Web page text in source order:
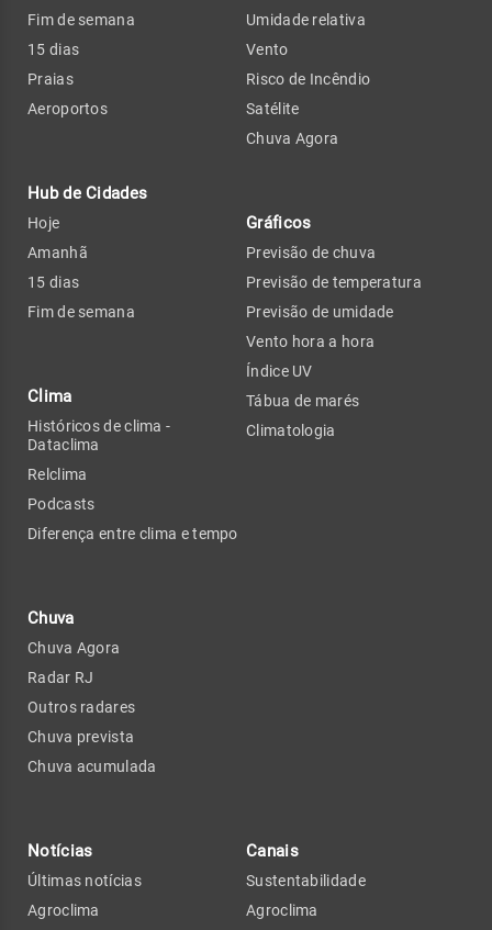
Fim de semana
15 dias
Praias
Aeroportos
Hub de Cidades
Hoje
Amanhã
15 dias
Fim de semana
Clima
Históricos de clima -
Dataclima
Relclima
Podcasts
Diferença entre clima e tempo
Chuva
Chuva Agora
Radar RJ
Outros radares
Chuva prevista
Chuva acumulada
Umidade relativa
Vento
Risco de Incêndio
Satélite
Chuva Agora
Gráficos
Previsão de chuva
Previsão de temperatura
Previsão de umidade
Vento hora a hora
Índice UV
Tábua de marés
Climatologia
Notícias
Últimas notícias
Agroclima
Canais
Sustentabilidade
Agroclima